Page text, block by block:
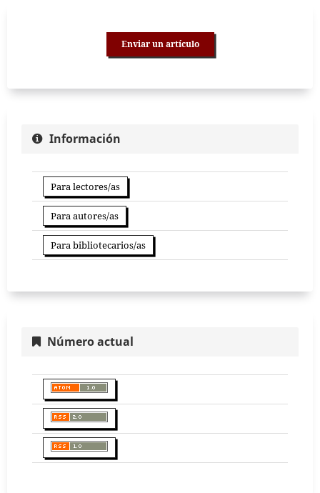
Enviar un artículo
Información
Para lectores/as
Para autores/as
Para bibliotecarios/as
Número actual